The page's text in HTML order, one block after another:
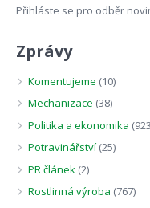
Přihláste se pro odběr
Zprávy
Komentujeme (10)
Mechanizace (38)
Politika a ekonomika
Potravinářství (25)
PR článek (2)
Rostlinná výroba (767)